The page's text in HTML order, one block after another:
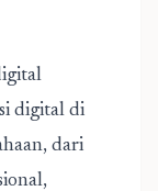
digital di
dari